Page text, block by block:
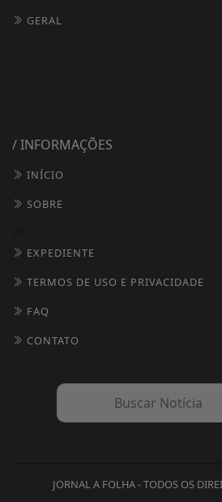
GERAL
/ INFORMAÇÕES
INÍCIO
SOBRE
EXPEDIENTE
TERMOS DE USO E PRIVACIDADE
FAQ
CONTATO
JORNAL A FOLHA - TODOS OS
Termos de Uso e
de Uso e Privacidade.